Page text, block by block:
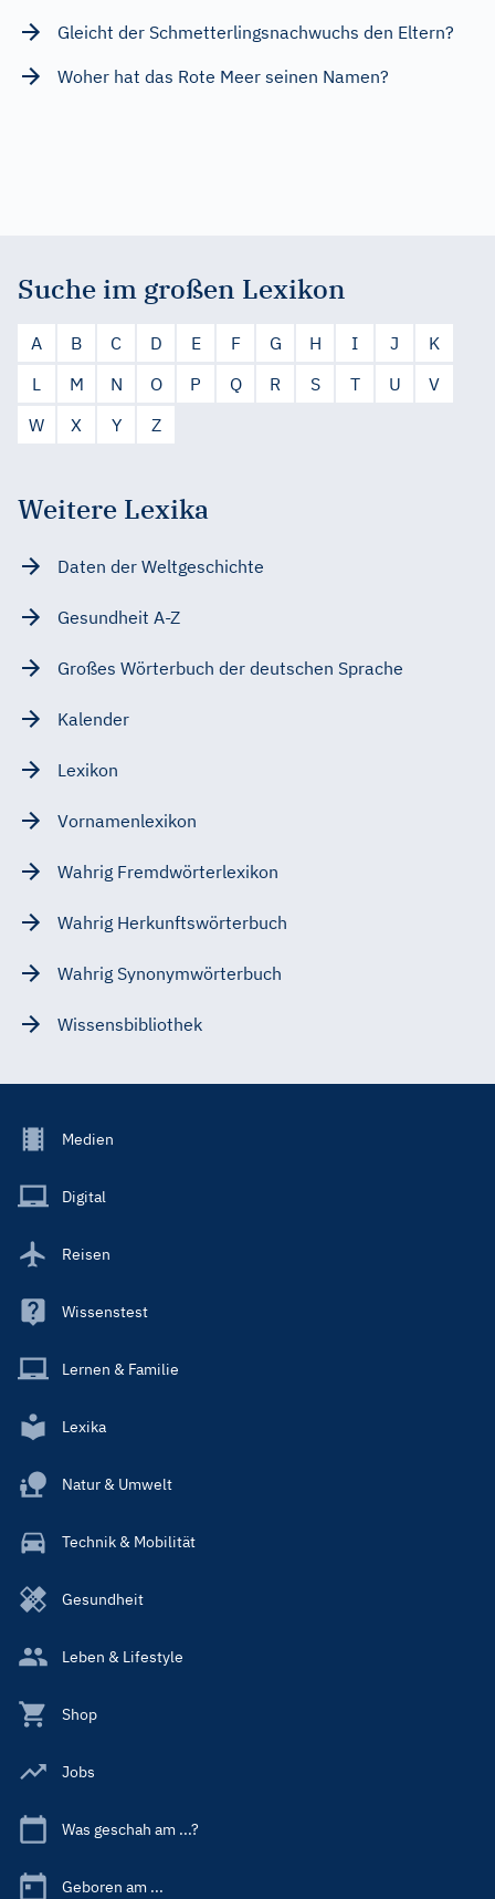
Gleicht der Schmetterlingsnachwuchs den Eltern?
Woher hat das Rote Meer seinen Namen?
Suche im großen Lexikon
A B C D E F G H I J
K
L
M N O P Q R S T U
V
W
X Y Z
Weitere Lexika
Daten der Weltgeschichte
Gesundheit A-Z
Großes Wörterbuch der deutschen Sprache
Kalender
Lexikon
Vornamenlexikon
Wahrig Fremdwörterlexikon
Wahrig Herkunftswörterbuch
Wahrig Synonymwörterbuch
Wissensbibliothek
Footer
Main
Medien
Digital
Reisen
Wissenstest
Lernen & Familie
Lexika
Natur & Umwelt
Technik & Mobilität
Gesundheit
Leben & Lifestyle
Shop
Jobs
Was geschah am ...?
Geboren am ...